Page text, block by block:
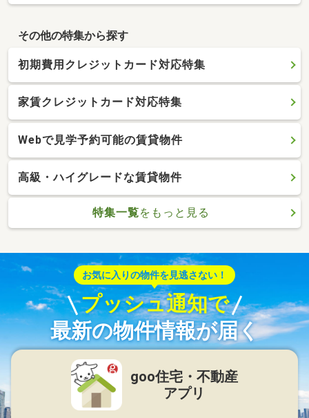
その他の特集から探す
初期費用クレジットカード対応特集
家賃クレジットカード対応特集
Webで見学予約可能の賃貸物件
高級・ハイグレードな賃貸物件
特集一覧をもっと見る
お気に入りの物件を見逃さない！
プッシュ通知で
最新の物件情報が届く
goo住宅・不動産
アプリ